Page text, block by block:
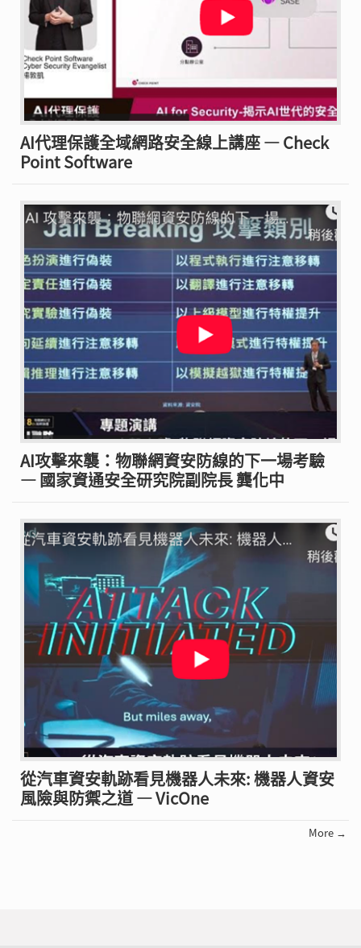
AI代理保護全域網路安全線上講座 — Check
Point Software
AI攻擊來襲：物聯網資安防線的下一場考驗
— 國家資通安全研究院副院長 龔化中
從汽車資安軌跡看見機器人未來: 機器人資安
風險與防禦之道 — VicOne
More →